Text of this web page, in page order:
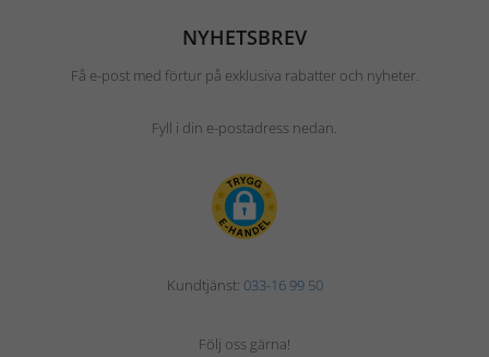
NYHETSBREV
Få e-post med förtur på exklusiva rabatter och nyheter.
Fyll i din e-postadress nedan.
Kundtjänst: 033-16 99 50
Följ oss gärna!